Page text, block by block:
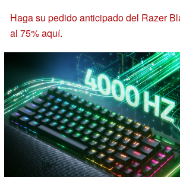
Haga su pedido anticipado del Razer
al 75% aquí.